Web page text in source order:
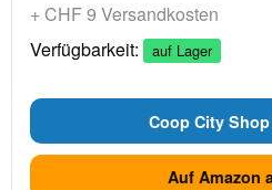
+ CHF 9 Versandkosten
Verfügbarkeit:
auf Lager
Coop City
Auf Amazon